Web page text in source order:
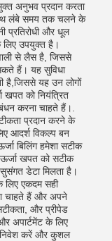
अनुभव प्रदान करता
लंबे समय तक चलने के
प्रतिरोधी और धूल
लिए उपयुक्त है।
से लैस है, जिससे
हैं। यह सुविधा
है,जिससे यह उन लोगों
खपत को नियंत्रित
करना चाहते हैं।.
प्रदान करने के
आदर्श विकल्प बन
बिलिंग हमेशा सटीक
खपत को सटीक
डेटा मिलता है।
लिए एकदम सही
चाहते हैं और अपने
और प्रीपेड
अपार्टमेंट के लिए
निवेश करें और कुशल